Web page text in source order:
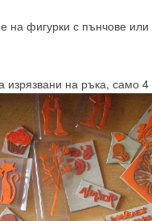
на фигурки с пънчове
изрязвани на ръка, само